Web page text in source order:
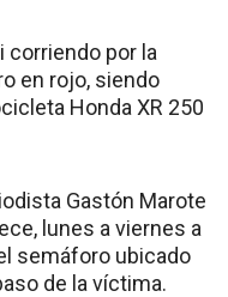
corriendo por la
en rojo, siendo
Honda XR 250
Gastón Marote
lunes a viernes a
semáforo ubicado
de la víctima.